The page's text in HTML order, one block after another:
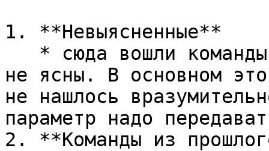
1. **Невыясненные**
не ясны. В основном
не нашлось
параметр надо
2. **Команды из